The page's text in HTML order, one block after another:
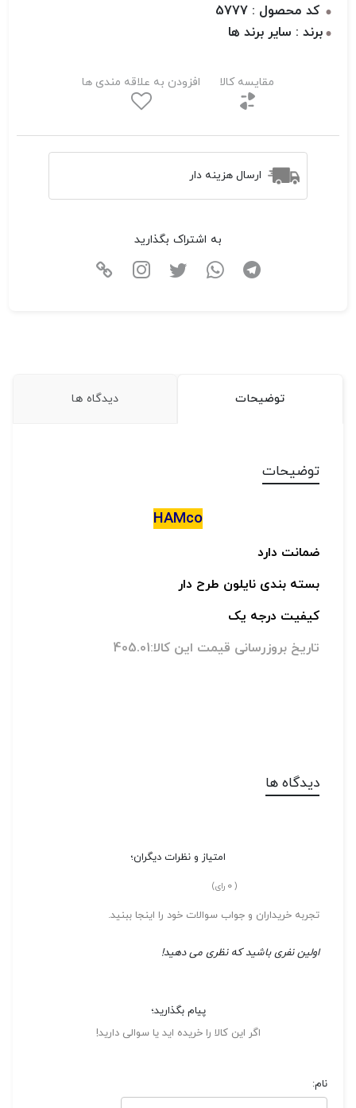
کد محصول : 5777
برند : سایر برند ها
مقایسه کالا افزودن به علاقه مندی ها
ارسال هزینه دار
به اشتراک بگذارید
توضیحات دیدگاه ها
توضیحات
HAMco
ضمانت دارد
بسته بندی نایلون طرح دار
کیفیت درجه یک
تاریخ بروزرسانی قیمت این کالا:405.01
دیدگاه ها
امتیاز و نظرات دیگران؛
(
0 رای)
تجربه خریداران و جواب سوالات خود را اینجا ببنید.
اولین نفری باشید که نظری می دهید!
پیام بگذارید؛
اگر این کالا را خریده اید یا سوالی دارید!
نام: